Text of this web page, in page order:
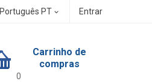
Português PT  Entrar
Carrinho de
compras
0